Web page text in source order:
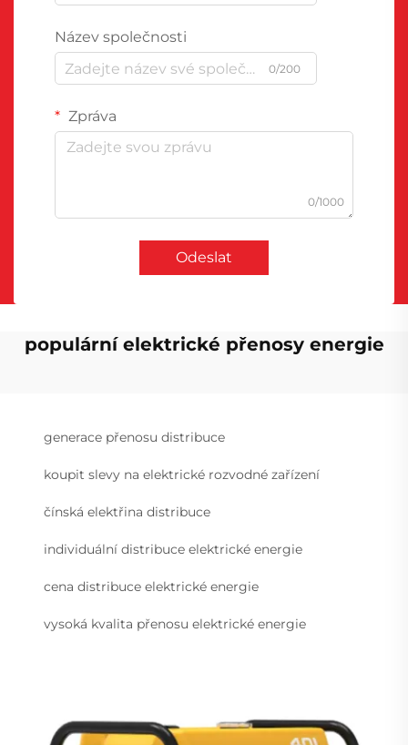
Název společnosti
0/200
Zpráva
0/1000
Odeslat
populární elektrické přenosy energie
generace přenosu distribuce
koupit slevy na elektrické rozvodné zařízení
čínská elektřina distribuce
individuální distribuce elektrické energie
cena distribuce elektrické energie
vysoká kvalita přenosu elektrické energie